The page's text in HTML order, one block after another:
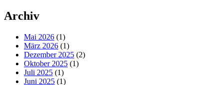
Archiv
Mai 2026 (1)
März 2026 (1)
Dezember 2025 (2)
Oktober 2025 (1)
Juli 2025 (1)
Juni 2025 (1)